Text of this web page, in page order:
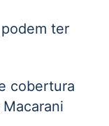
ter
cobertura